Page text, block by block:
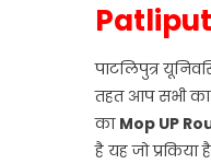
पाटलिपुत्र
तहत आप सभी का
का Mop UP
है यह जो प्रकिया है